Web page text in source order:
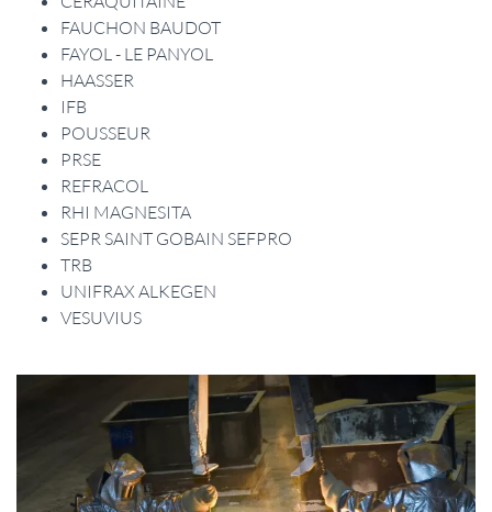
FAUCHON BAUDOT
FAYOL - LE PANYOL
HAASSER
IFB
POUSSEUR
PRSE
REFRACOL
RHI MAGNESITA
SEPR SAINT GOBAIN SEFPRO
TRB
UNIFRAX ALKEGEN
VESUVIUS